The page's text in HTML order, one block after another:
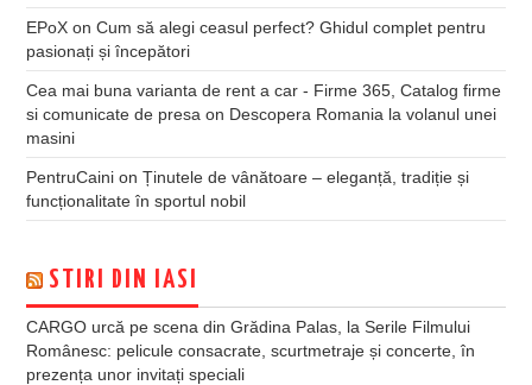
EPoX onCum să alegi ceasul perfect? Ghidul complet pentru
pasionați și începători
Cea mai buna varianta de rent a car - Firme 365, Catalog firme
si comunicate de presa on Descopera Romania la volanul unei
masini
PentruCaini onȚinutele de vânătoare – eleganță, tradiție și
funcționalitate în sportul nobil
STIRI DIN IASI
CARGO urcă pe scena din Grădina Palas, la Serile Filmului
Românesc: pelicule consacrate, scurtmetraje și concerte, în
prezența unor invitați speciali